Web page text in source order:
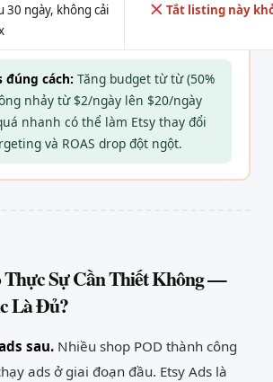
30 ngày, không cải
Tắt listing này
đúng cách: Tăng budget từ từ (50%
nhảy từ $2/ngày lên $20/ngày
nhanh có thể làm Etsy thay đổi
và ROAS drop đột ngột.
Thực Sự Cần Thiết Không —
Là Đủ?
sau. Nhiều shop POD thành công
ads ở giai đoạn đầu. Etsy Ads là